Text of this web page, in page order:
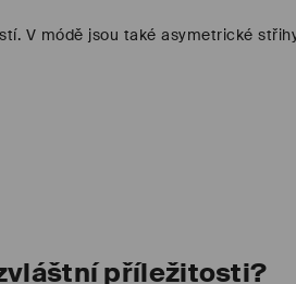
V módě jsou také asymetrické
příležitosti?